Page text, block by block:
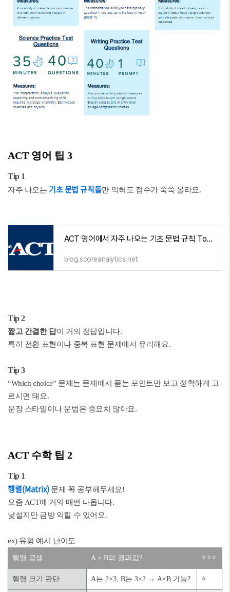
ACT 영어 팁 3
Tip 1
자주 나오는 기초 문법 규칙들만 익혀도 점수가 쑥쑥 올라요.
ACT 영어에서 자주 나오는 기초 문법 규칙 Top 10
blog.scoreanalytics.net
Tip 2
짧고 간결한 답이 거의 정답입니다.
특히 전환 표현이나 중복 표현 문제에서 유리해요.
Tip 3
“Which choice” 문제는 문제에서 묻는 포인트만 보고 정확하게 고
르시면 돼요.
문장 스타일이나 문법은 중요치 않아요.
ACT 수학 팁 2
Tip 1
행렬(Matrix)문제 꼭 공부해두세요!
요즘 ACT에 거의 매번 나옵니다.
낯설지만 금방 익힐 수 있어요.
ex) 유형 예시 난이도
행렬 곱셈 A × B의 결과값? ⭐⭐⭐
행렬 크기 판단 A는 2×3, B는 3×2 → A×B 가능? ⭐